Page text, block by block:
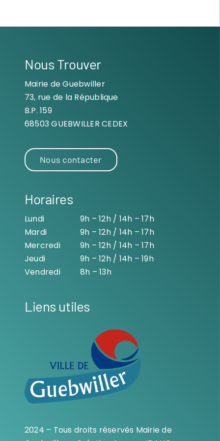
Nous Trouver
Mairie de Guebwiller
73, rue de la République
B.P. 159
68503 GUEBWILLER CEDEX
Nous contacter
Horaires
Lundi
9h – 12h / 14h – 17h
Mardi
9h – 12h / 14h – 17h
Mercredi
9h – 12h / 14h – 17h
Jeudi
9h – 12h / 14h – 19h
Vendredi
8h – 13h
Liens utiles
2024 – Tous droits réservés Mairie de